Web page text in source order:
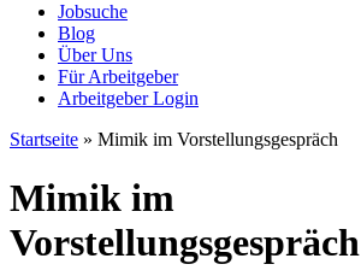
Jobsuche
Blog
Über Uns
Für Arbeitgeber
Arbeitgeber Login
Startseite » Mimik im Vorstellungsgespräch
Mimik im
Vorstellungsgespräch